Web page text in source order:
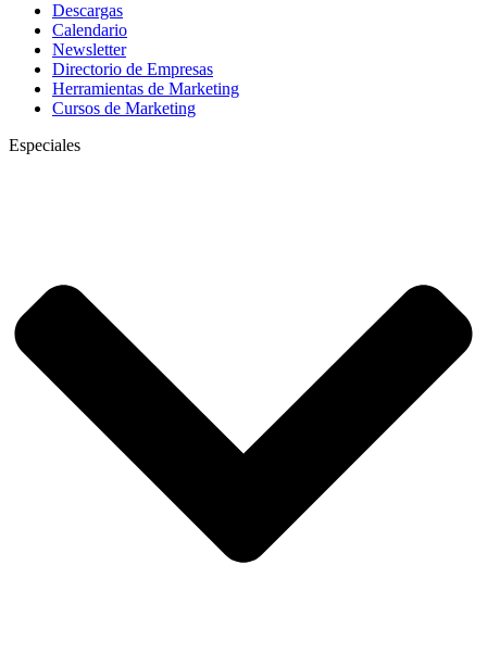
Descargas
Calendario
Newsletter
Directorio de Empresas
Herramientas de Marketing
Cursos de Marketing
Especiales